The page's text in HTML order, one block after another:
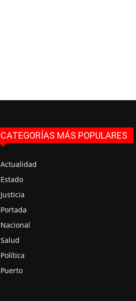
CATEGORÍAS MÁS POPULARES
Actualidad
Estado
Justicia
Portada
Nacional
Salud
Política
Puerto